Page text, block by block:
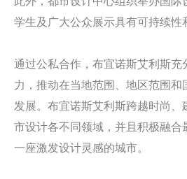
学生及广大公众展示具有可持续性
通过公私合作，布宜诺斯艾利斯
力，推动在当地范围、地区范围
发展。布宜诺斯艾利斯跨越时尚
市设计各不同领域，并且积极融合
一座激发设计灵感的城市。